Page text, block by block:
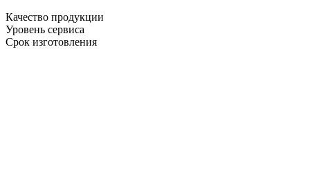
Качество продукции
Уровень сервиса
Срок изготовления